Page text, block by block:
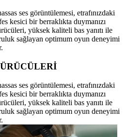
ses görüntülemesi, etrafınızdaki
kesici bir berraklıkta duymanızı
yüksek kaliteli bas yanıtı ile
sağlayan optimum oyun deneyimi
ses görüntülemesi, etrafınızdaki
kesici bir berraklıkta duymanızı
yüksek kaliteli bas yanıtı ile
sağlayan optimum oyun deneyimi